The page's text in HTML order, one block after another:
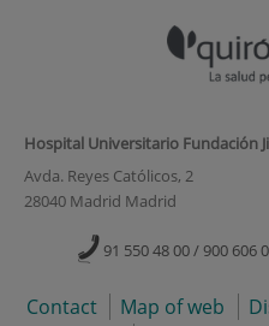
Hospital Universitario Fundación
Avda. Reyes Católicos, 2
28040 Madrid Madrid
91 550 48 00 / 900 606
Contact Map of web